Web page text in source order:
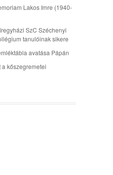
Lakos Imre (1940-
SzC Széchenyi
tanulóinak sikere
avatása Pápán
a kőszegremetei